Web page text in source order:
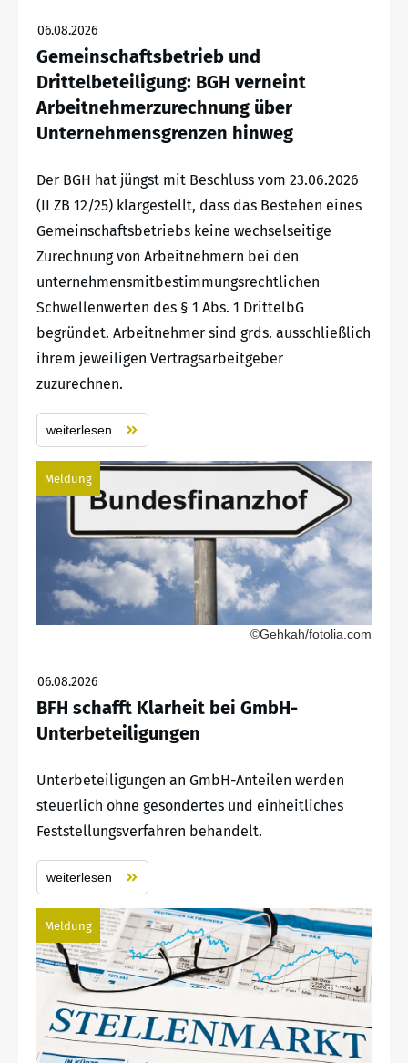
06.08.2026
Gemeinschaftsbetrieb und
Drittelbeteiligung: BGH verneint
Arbeitnehmerzurechnung über
Unternehmensgrenzen hinweg
Der BGH hat jüngst mit Beschluss vom 23.06.2026
(II ZB 12/25) klargestellt, dass das Bestehen eines
Gemeinschaftsbetriebs keine wechselseitige
Zurechnung von Arbeitnehmern bei den
unternehmensmitbestimmungsrechtlichen
Schwellenwerten des § 1 Abs. 1 DrittelbG
begründet. Arbeitnehmer sind grds. ausschließlich
ihrem jeweiligen Vertragsarbeitgeber
zuzurechnen.
weiterlesen
Meldung
©Gehkah/fotolia.com
06.08.2026
BFH schafft Klarheit bei GmbH-
Unterbeteiligungen
Unterbeteiligungen an GmbH-Anteilen werden
steuerlich ohne gesondertes und einheitliches
Feststellungsverfahren behandelt.
weiterlesen
Meldung